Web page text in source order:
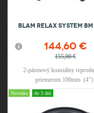
Blam Relax system BM
144,60 €
155,00 €
2-pásmový koaxiálny
priemerom 100mm (4")
zťažiteľnosť:Max výkon
RMS, impedancia 4ohm , Made
Novinka do 3 dní